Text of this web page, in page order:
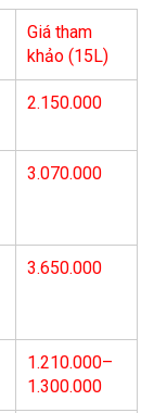
Giá tham
khảo (15L)
2.150.000
3.070.000
3.650.000
1.210.000–
1.300.000